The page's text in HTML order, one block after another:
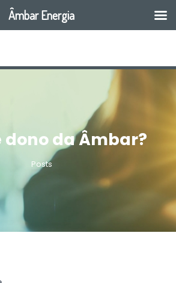
dono da Âmbar?
Posts
Âmbar Energia